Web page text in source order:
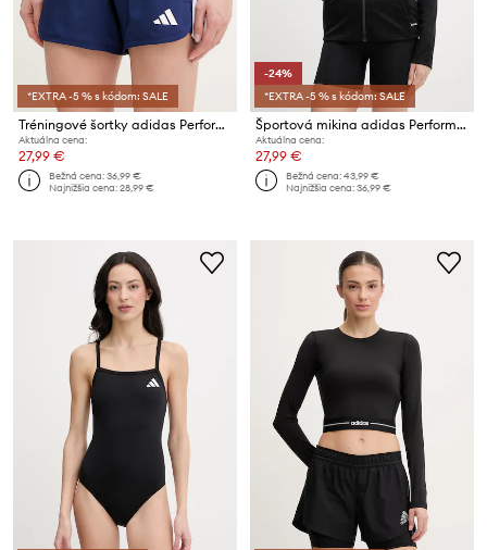
*EXTRA -5 % s kódom: SALE
Tréningové šortky adidas Performance Pacer Workout
Aktuálna cena:
27,99 €
Bežná cena:36,99 €
Najnižšia cena:28,99 €
-24%
*EXTRA -5 % s kódom: SALE
Športová mikina adidas Performance Entrada26
Aktuálna cena:
27,99 €
Bežná cena:43,99 €
Najnižšia cena:36,99 €